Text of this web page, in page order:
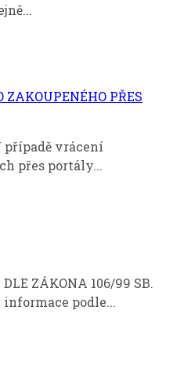
PŘES
případě vrácení
přes portály...
ZÁKONA 106/99 SB.
podle...